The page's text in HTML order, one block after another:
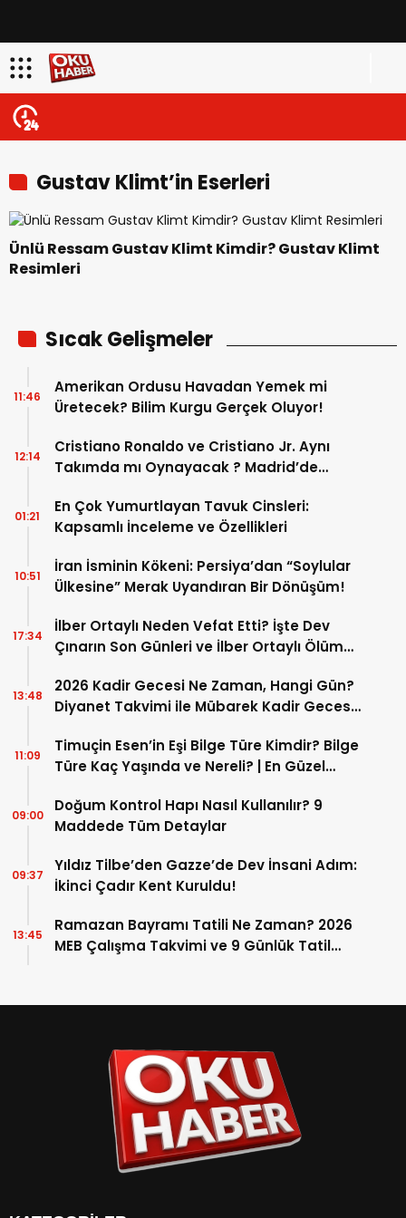
Gustav Klimt’in Eserleri
Ünlü Ressam Gustav Klimt Kimdir? Gustav Klimt
Resimleri
Sıcak Gelişmeler
Amerikan Ordusu Havadan Yemek mi
Üretecek? Bilim Kurgu Gerçek Oluyor!
11:46
Cristiano Ronaldo ve Cristiano Jr. Aynı
Takımda mı Oynayacak ? Madrid’de
12:14
En Çok Yumurtlayan Tavuk Cinsleri:
Kapsamlı İnceleme ve Özellikleri
01:21
İran İsminin Kökeni: Persiya’dan “Soylular
Ülkesine” Merak Uyandıran Bir Dönüşüm!
10:51
İlber Ortaylı Neden Vefat Etti? İşte Dev
Çınarın Son Günleri ve İlber Ortaylı Ölüm
17:34
2026 Kadir Gecesi Ne Zaman, Hangi Gün?
Diyanet Takvimi ile Mübarek Kadir Gecesi
13:48
Timuçin Esen’in Eşi Bilge Türe Kimdir? Bilge
Türe Kaç Yaşında ve Nereli? | En Güzel
11:09
Doğum Kontrol Hapı Nasıl Kullanılır? 9
Maddede Tüm Detaylar
09:00
Yıldız Tilbe’den Gazze’de Dev İnsani Adım:
İkinci Çadır Kent Kuruldu!
09:37
Ramazan Bayramı Tatili Ne Zaman? 2026
MEB Çalışma Takvimi ve 9 Günlük Tatil
13:45